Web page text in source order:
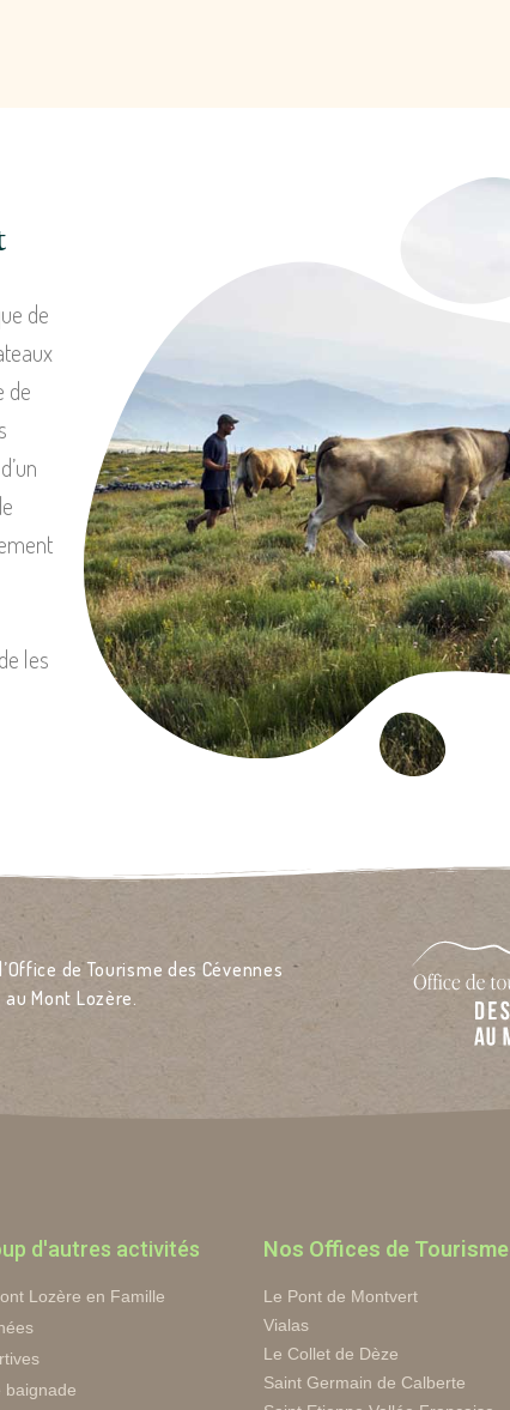
de
de
les
de Tourisme des Cévennes
au Mont Lozère.
d'autres activités
Lozère en Famille
baignade
Nos Offices de Tourisme
Le Pont de Montvert
Vialas
Le Collet de Dèze
Saint Germain de Calberte